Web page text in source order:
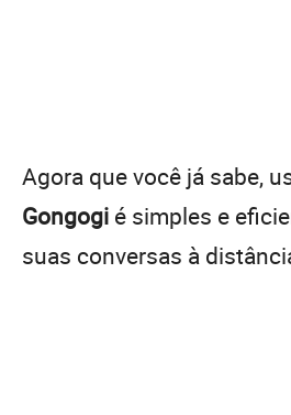
Agora que você já sabe,
Gongogi é simples e
suas conversas à